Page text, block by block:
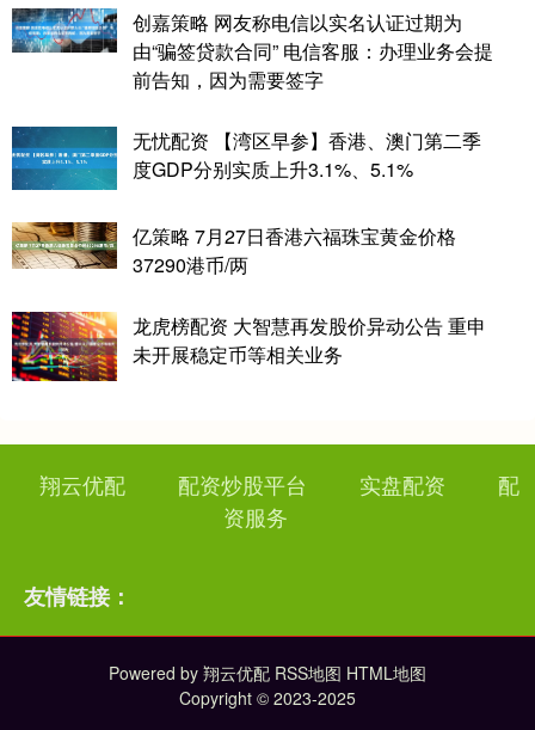
创嘉策略 网友称电信以实名认证过期为
由“骗签贷款合同” 电信客服：办理业务会提
前告知，因为需要签字
无忧配资 【湾区早参】香港、澳门第二季
度GDP分别实质上升3.1%、5.1%
亿策略 7月27日香港六福珠宝黄金价格
37290港币/两
龙虎榜配资 大智慧再发股价异动公告 重申
未开展稳定币等相关业务
翔云优配 配资炒股平台 实盘配资
配
资服务
友情链接：
Powered by 翔云优配 RSS地图 HTML地图
Copyright © 2023-2025